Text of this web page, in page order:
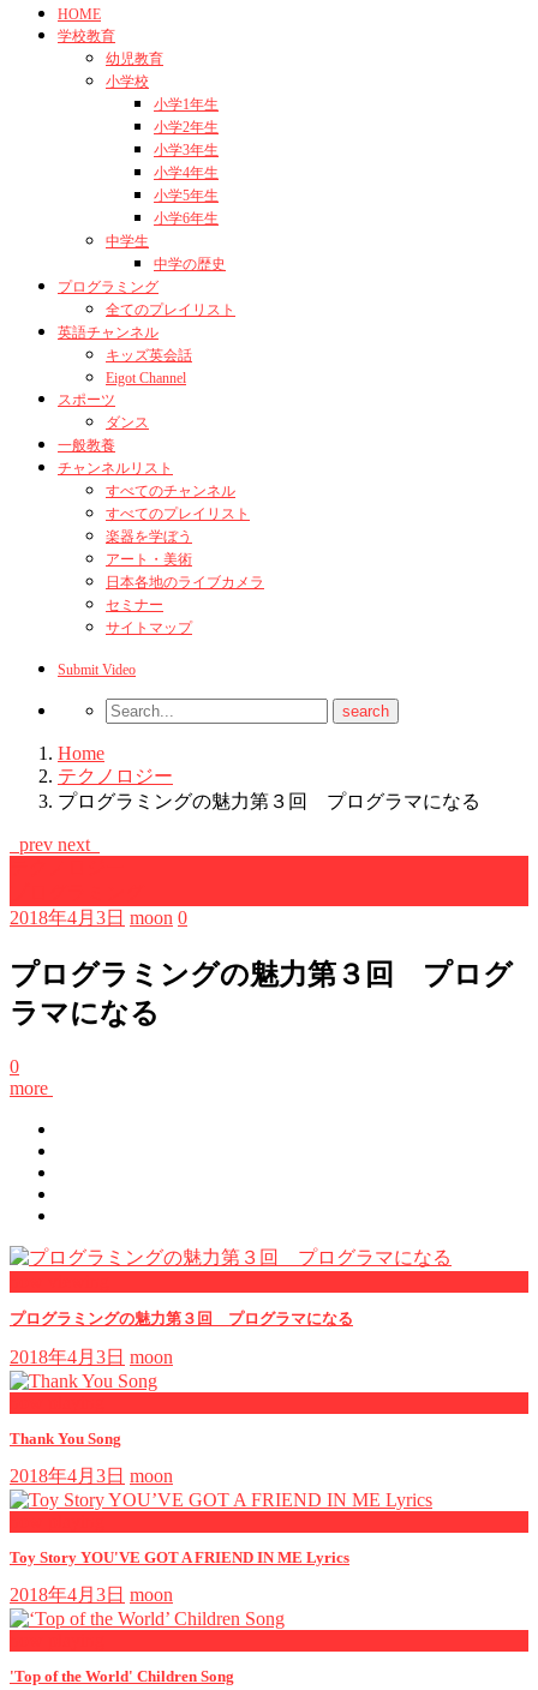
HOME
学校教育
幼児教育
小学校
小学1年生
小学2年生
小学3年生
小学4年生
小学5年生
小学6年生
中学生
中学の歴史
プログラミング
全てのプレイリスト
英語チャンネル
キッズ英会話
Eigot Channel
スポーツ
ダンス
一般教養
チャンネルリスト
すべてのチャンネル
すべてのプレイリスト
楽器を学ぼう
アート・美術
日本各地のライブカメラ
セミナー
サイトマップ
Submit Video
Home
テクノロジー
プログラミングの魅力第３回 プログラマになる
prev next
2018年4月3日 moon 0
プログラミングの魅力第３回 プログ
ラマになる
0
more
プログラミングの魅力第３回 プログラマになる
2018年4月3日 moon
Thank You Song
2018年4月3日 moon
Toy Story YOU'VE GOT A FRIEND IN ME Lyrics
2018年4月3日 moon
'Top of the World' Children Song